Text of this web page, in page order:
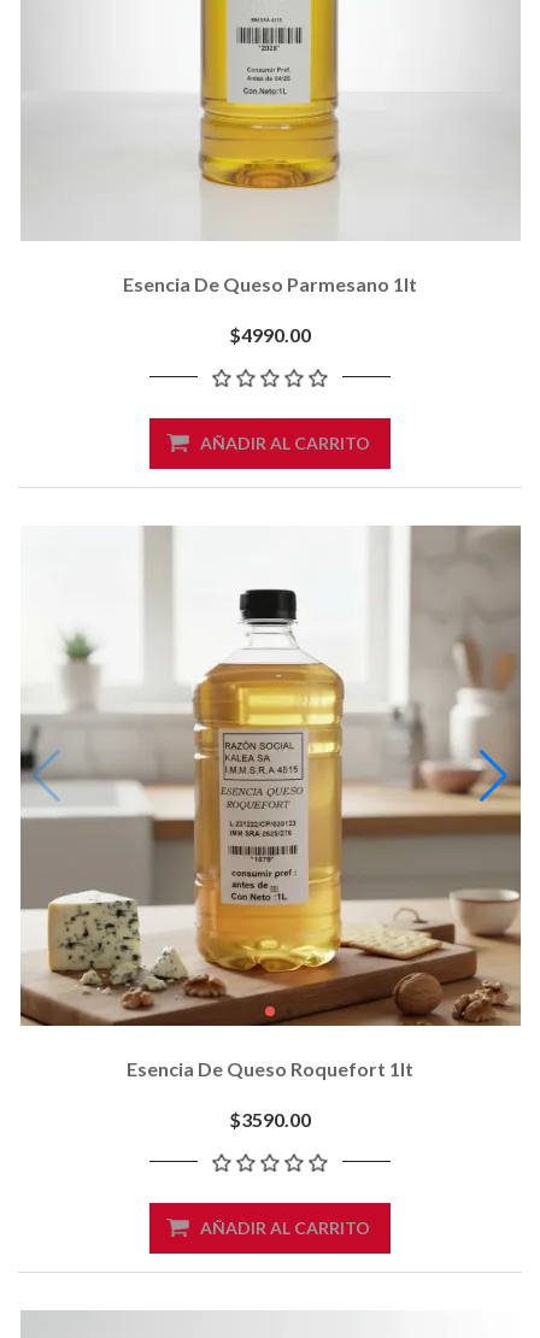
Esencia De Queso Parmesano 1lt
$4990.00
AÑADIR AL CARRITO
Esencia De Queso Roquefort 1lt
$3590.00
AÑADIR AL CARRITO